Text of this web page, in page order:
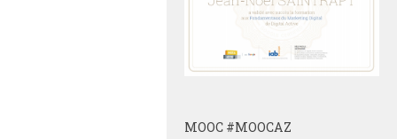
MOOC #MOOCAZ